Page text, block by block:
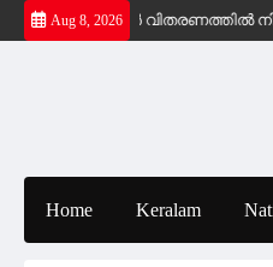
Skip
to
Aug 8, 2026
പെൻഷൻ വിതരണത്തിൽ നിർണായക
Home Keralam